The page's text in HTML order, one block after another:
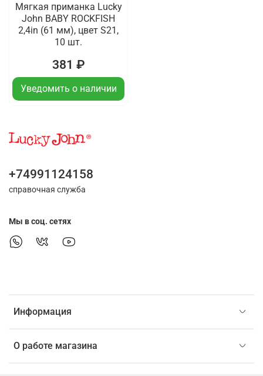
Мягкая приманка Lucky
John BABY ROCKFISH
2,4in (61 мм), цвет S21,
10 шт.
381 ₽
Уведомить о наличии
Информация
О работе магазина
+74991124158
справочная служба
Мы в соц. сетях